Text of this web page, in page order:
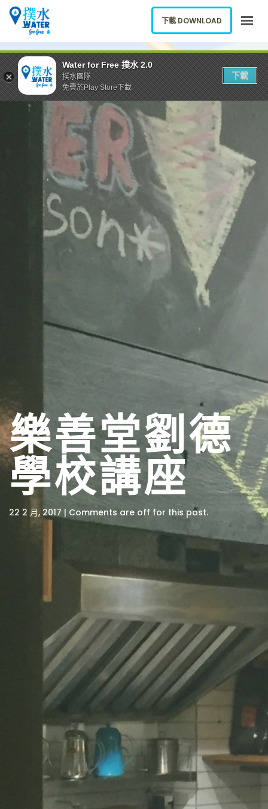
關於我們
下載應用
網誌
報告新飲水機
ENGLISH
下載 DOWNLOAD
樂善堂劉德
學校講座
22 2 月, 2017 | Comments are off for this post.
下載 DOWNLOAD
Water for Free 撲水 2.0
撲水團隊
免費於Play Store下載
下載